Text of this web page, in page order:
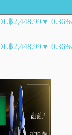
฿2,448.99▼ 0.36%
฿2,448.99▼ 0.36%